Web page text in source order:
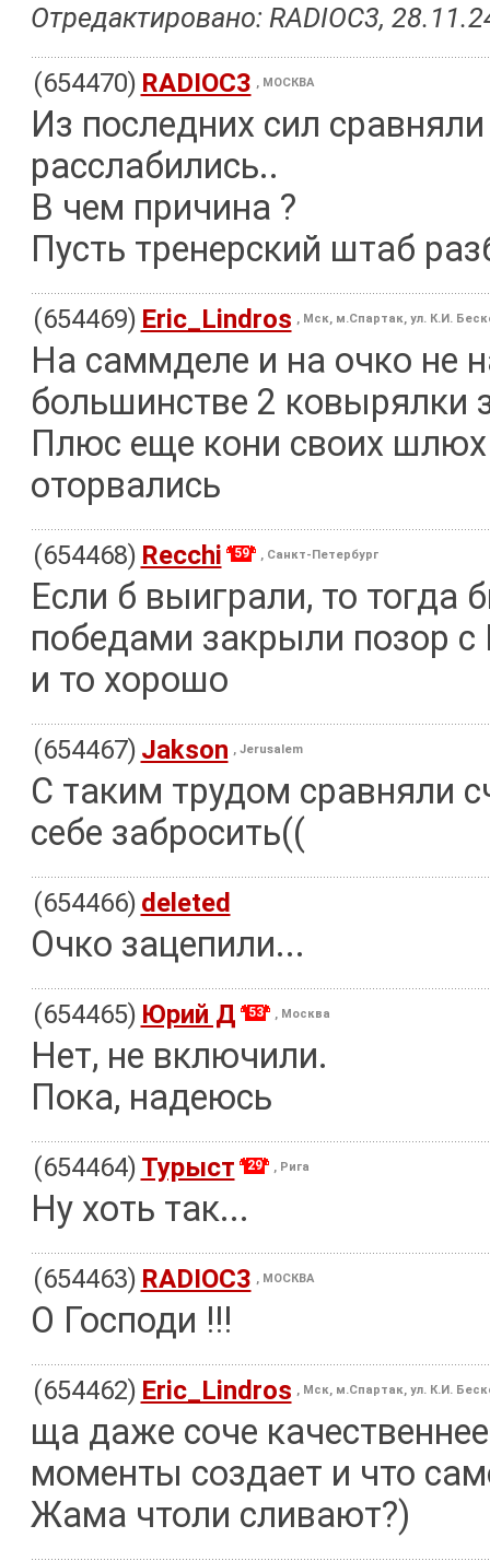
Отредактировано: RADIOC3,
(654470) RADIOC3 , МОСКВА
Из последних сил
расслабились..
В чем причина ?
Пусть тренерский штаб
(654469) Eric_Lindros , Мск, м.Спартак, ул. К.И.
На саммделе и на очко не
большинстве 2 ковырялки
Плюс еще кони своих
оторвались
(654468) Recchi 59 , Санкт-Петербург
Если б выиграли, то
победами закрыли позор
и то хорошо
(654467) Jakson , Jerusalem
С таким трудом сравняли
себе забросить((
(654466) deleted
Очко зацепили...
(654465) Юрий Д 53 , Москва
Нет, не включили.
Пока, надеюсь
(654464) Турыст 29 , Рига
Ну хоть так...
(654463) RADIOC3 , МОСКВА
О Господи !!!
(654462) Eric_Lindros , Мск, м.Спартак, ул. К.И.
ща даже соче
моменты создает и что
Жама чтоли сливают?)